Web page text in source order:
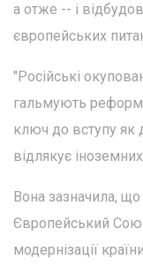
а отже -- і
європейських
"Російські
гальмують
ключ до вступу як
відлякує
Вона зазначила,
Європейський
модернізації